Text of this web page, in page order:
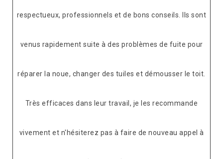
respectueux, professionnels et de bons conseils. Ils sont
venus rapidement suite à des problèmes de fuite pour
réparer la noue, changer des tuiles et démousser le toit.
Très efficaces dans leur travail, je les recommande
vivement et n'hésiterez pas à faire de nouveau appel à